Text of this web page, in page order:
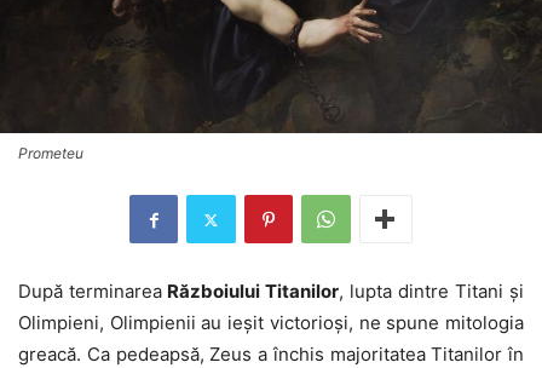
Prometeu
După terminarea Războiului Titanilor, lupta dintre Titani și
Olimpieni, Olimpienii au ieșit victorioși, ne spune mitologia
greacă. Ca pedeapsă, Zeus a închis majoritatea Titanilor în